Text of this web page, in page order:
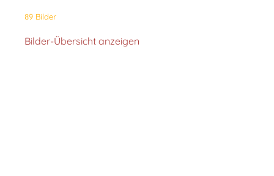
89 Bilder
Bilder-Übersicht anzeigen